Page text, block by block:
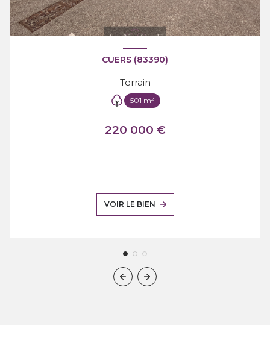
CUERS (83390)
Terrain
501 m²
220 000 €
VOIR LE BIEN